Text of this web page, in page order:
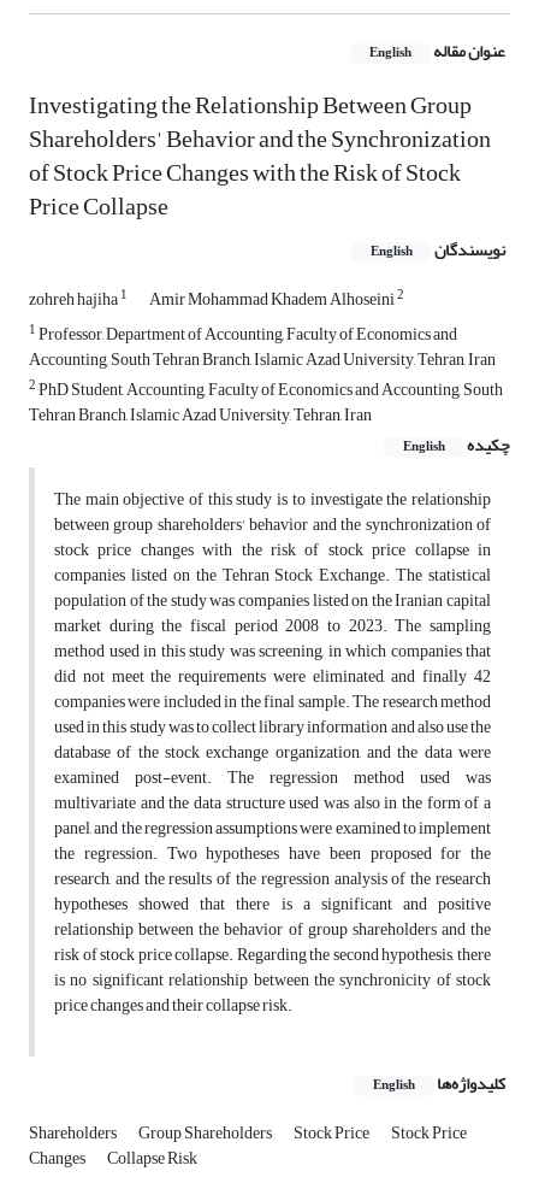
عنوان مقاله English
Investigating the Relationship Between Group
Shareholders' Behavior and the Synchronization
of Stock Price Changes with the Risk of Stock
Price Collapse
نویسندگان English
zohreh hajiha1 Amir Mohammad Khadem Alhoseini2
1Professor, Department of Accounting, Faculty of Economics and
Accounting, South Tehran Branch, Islamic Azad University, Tehran, Iran
2PhD Student, Accounting, Faculty of Economics and Accounting, South
Tehran Branch, Islamic Azad University, Tehran, Iran
چکیده
English
The main objective of this study is to investigate the relationship
between group shareholders' behavior and the synchronization of
stock price changes with the risk of stock price collapse in
companies listed on the Tehran Stock Exchange. The statistical
population of the study was companies listed on the Iranian capital
market during the fiscal period 2008 to 2023. The sampling
method used in this study was screening, in which companies that
did not meet the requirements were eliminated, and finally 42
companies were included in the final sample. The research method
used in this study was to collect library information and also use the
database of the stock exchange organization, and the data were
examined post-event. The regression method used was
multivariate and the data structure used was also in the form of a
panel, and the regression assumptions were examined to implement
the regression. Two hypotheses have been proposed for the
research, and the results of the regression analysis of the research
hypotheses showed that there is a significant and positive
relationship between the behavior of group shareholders and the
risk of stock price collapse. Regarding the second hypothesis, there
is no significant relationship between the synchronicity of stock
price changes and their collapse risk.
کلیدواژه‌ها English
Shareholders Group Shareholders Stock Price Stock Price
Changes Collapse Risk